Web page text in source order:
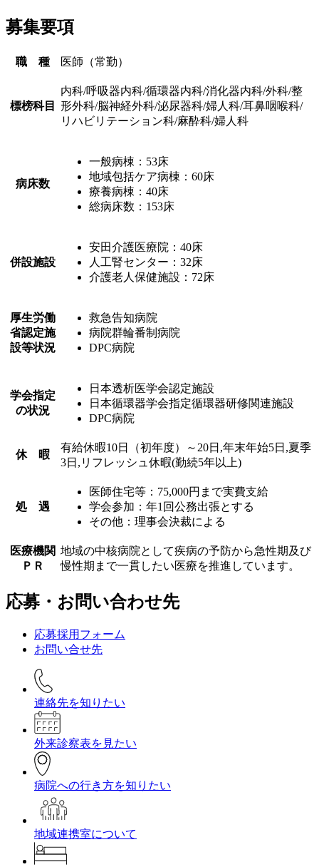
募集要項
職 種 医師（常勤）
標榜科目
内科/呼吸器内科/循環器内科/消化器内科/外科/整
形外科/脳神経外科/泌尿器科/婦人科/耳鼻咽喉科/
リハビリテーション科/麻酔科/婦人科
病床数
一般病棟：53床
地域包括ケア病棟：60床
療養病棟：40床
総病床数：153床
併設施設
安田介護医療院：40床
人工腎センター：32床
介護老人保健施設：72床
厚生労働
省認定施
設等状況
救急告知病院
病院群輪番制病院
DPC病院
学会指定
の状況
日本透析医学会認定施設
日本循環器学会指定循環器研修関連施設
DPC病院
休 暇
有給休暇10日（初年度）～20日,年末年始5日,夏季
3日,リフレッシュ休暇(勤続5年以上)
処 遇
医師住宅等：75,000円まで実費支給
学会参加：年1回公務出張とする
その他：理事会決裁による
医療機関
ＰＲ
地域の中核病院として疾病の予防から急性期及び
慢性期まで一貫したい医療を推進しています。
応募・お問い合わせ先
応募採用フォーム
お問い合せ先
連絡先を知りたい
外来診察表を見たい
病院への行き方を知りたい
地域連携室について